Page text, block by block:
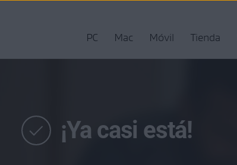
PC Mac Móvil Tienda
¡Ya casi está!